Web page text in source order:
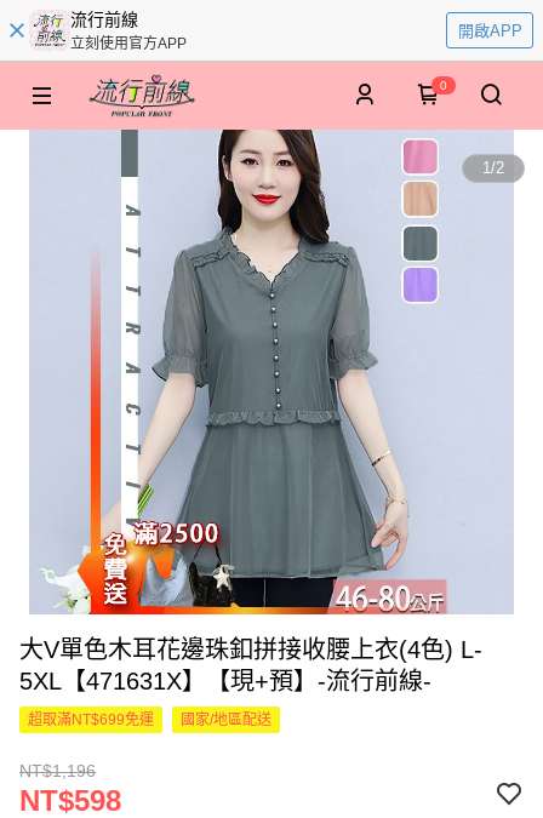
流行前線
立刻使用官方APP
開啟APP
0
1/2
大V單色木耳花邊珠釦拼接收腰上衣(4色) L-
5XL【471631X】【現+預】-流行前線-
超取滿NT$699免運 國家/地區配送
NT$1,196
NT$598